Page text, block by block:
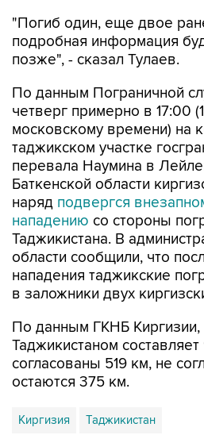
позже", - сказал Тулаев.
По данным Пограничной
московскому времени) на
таджикском участке
перевала Наумина в
Баткенской области
нарядподвергся
нападениюсо стороны
Таджикистана. В
области сообщили, что
нападения таджикские
в заложники двух
По данным ГКНБ Киргизии,
согласованы 519 км, не
остаются 375 км.
Киргизия Таджикистан